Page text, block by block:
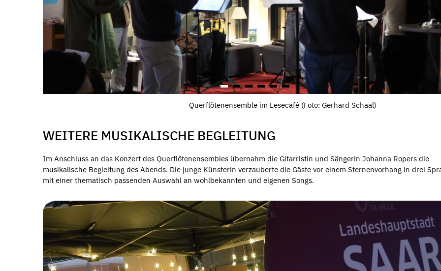
Querflötenensemble im Lesecafé (Foto: Gerhard Schaal)
WEITERE MUSIKALISCHE BEGLEITUNG
Im Anschluss an das Konzert des Querflötenensembles übernahm die Gitarristin und Sängerin Johanna Ropers die
musikalische Begleitung des Abends. Die junge Künsterin verzauberte die Gäste vor einem Sternenvorhang in drei
mit einer thematisch passenden Auswahl an wohlbekannten und eigenen Songs.